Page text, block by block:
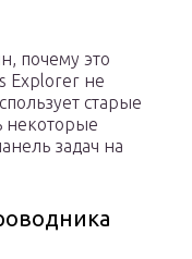
почему это
Explorer не
старые
некоторые
задач на